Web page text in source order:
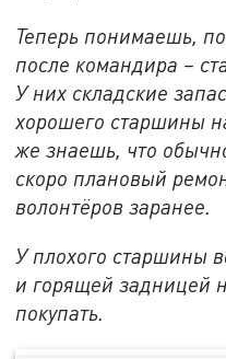
Теперь понимаешь,
после командира –
У них складские
хорошего старшины
же знаешь, что
скоро плановый
волонтёров заранее.
У плохого старшины
и горящей задницей
покупать.